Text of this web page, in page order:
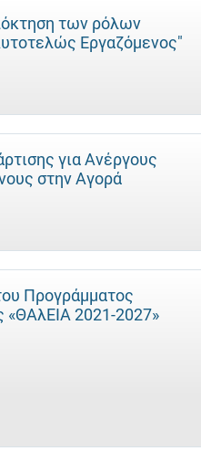
των ρόλων
Eργαζόμενος"
για Ανέργους
στην Αγορά
Προγράμματος
«ΘΑλΕΙΑ 2021-2027»